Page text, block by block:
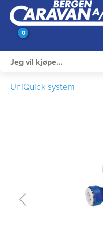
0
UniQuick system